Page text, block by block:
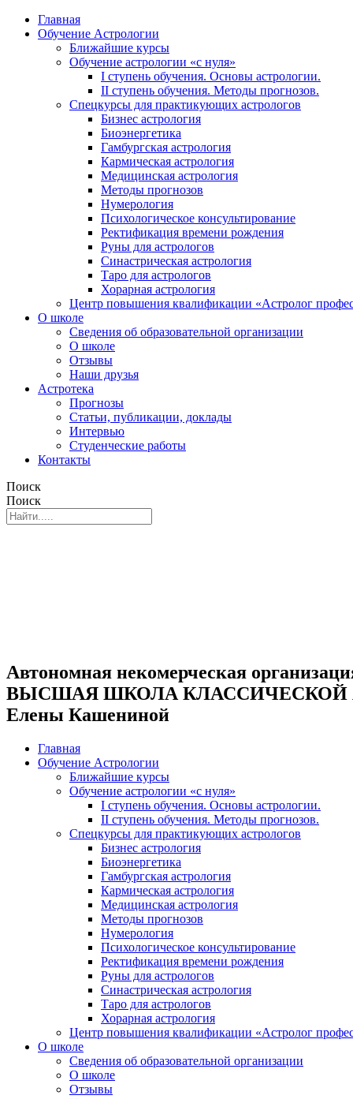
Главная
Обучение Астрологии
Ближайшие курсы
Обучение астрологии «с нуля»
I ступень обучения. Основы астрологии.
II ступень обучения. Методы прогнозов.
Спецкурсы для практикующих астрологов
Бизнес астрология
Биоэнергетика
Гамбургская астрология
Кармическая астрология
Медицинская астрология
Методы прогнозов
Нумерология
Психологическое консультирование
Ректификация времени рождения
Руны для астрологов
Синастрическая астрология
Таро для астрологов
Хорарная астрология
Центр повышения квалификации «Астролог
О школе
Сведения об образовательной организации
О школе
Отзывы
Наши друзья
Астротека
Прогнозы
Статьи, публикации, доклады
Интервью
Студенческие работы
Контакты
Поиск
Поиск
Автономная некомерческая
ВЫСШАЯ ШКОЛА КЛАССИЧЕСКОЙ
Елены Кашениной
Главная
Обучение Астрологии
Ближайшие курсы
Обучение астрологии «с нуля»
I ступень обучения. Основы астрологии.
II ступень обучения. Методы прогнозов.
Спецкурсы для практикующих астрологов
Бизнес астрология
Биоэнергетика
Гамбургская астрология
Кармическая астрология
Медицинская астрология
Методы прогнозов
Нумерология
Психологическое консультирование
Ректификация времени рождения
Руны для астрологов
Синастрическая астрология
Таро для астрологов
Хорарная астрология
Центр повышения квалификации «Астролог
О школе
Сведения об образовательной организации
О школе
Отзывы